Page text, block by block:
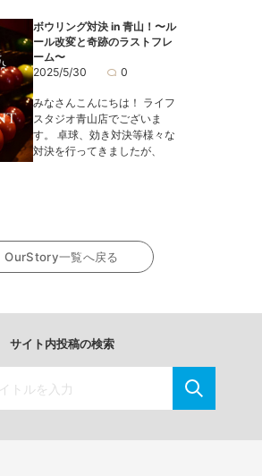
ボウリング対決 in 青山！〜ル
ール改変と奇跡のラストフレ
ーム〜
2025/5/30
0
みなさんこんにちは！ ライフ
スタジオ青山店でございま
す。 卓球、効き対決等様々な
対決を行ってきましたが、
OurStory一覧へ戻る
サイト内投稿の検索